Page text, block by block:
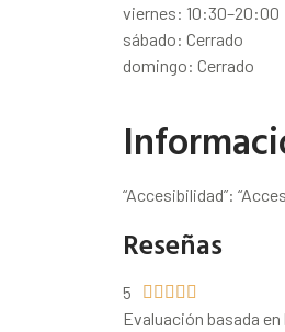
viernes: 10:30–20:00
sábado: Cerrado
domingo: Cerrado
“Accesibilidad”:
Reseñas
5     
Evaluación basada